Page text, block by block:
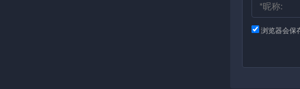
浏览器会保